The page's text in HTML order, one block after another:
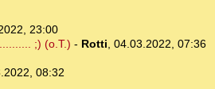
23:00
;) (o.T.) - Rotti, 04.03.2022, 07:36
08:32